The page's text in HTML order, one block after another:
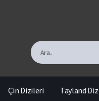
Çin Dizileri Tayland